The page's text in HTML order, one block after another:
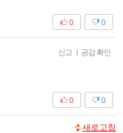
0
0
신고 | 공감 확인
0
0
새로고침